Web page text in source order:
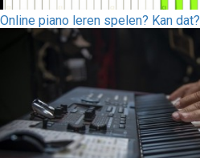
Online piano leren spelen? Kan dat?